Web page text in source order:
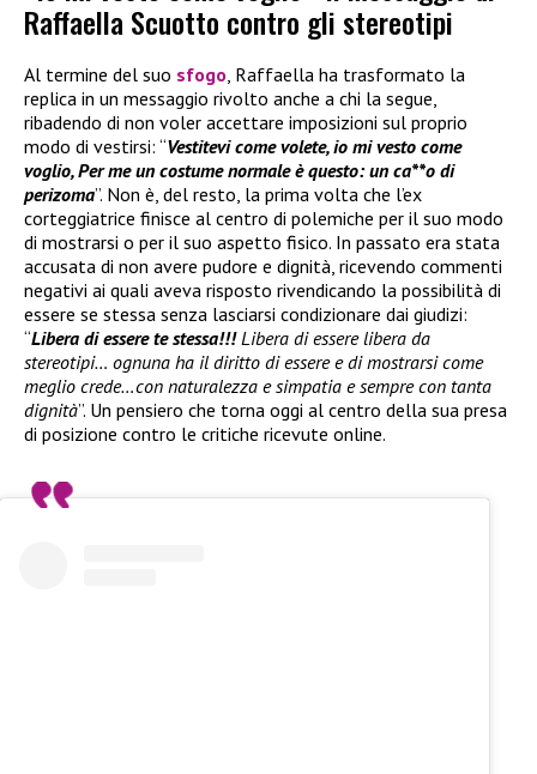
Raffaella Scuotto contro gli stereotipi
Al termine del suo sfogo , Raffaella ha trasformato la
replica in un messaggio rivolto anche a chi la segue,
ribadendo di non voler accettare imposizioni sul proprio
modo di vestirsi: “Vestitevi come volete, io mi vesto come
voglio, Per me un costume normale è questo: un ca**o di
perizoma”. Non è, del resto, la prima volta che l’ex
corteggiatrice finisce al centro di polemiche per il suo modo
di mostrarsi o per il suo aspetto fisico. In passato era stata
accusata di non avere pudore e dignità, ricevendo commenti
negativi ai quali aveva risposto rivendicando la possibilità di
essere se stessa senza lasciarsi condizionare dai giudizi:
“Libera di essere te stessa!!!Libera di essere libera da
stereotipi… ognuna ha il diritto di essere e di mostrarsi come
meglio crede…con naturalezza e simpatia e sempre con tanta
dignità”. Un pensiero che torna oggi al centro della sua presa
di posizione contro le critiche ricevute online.